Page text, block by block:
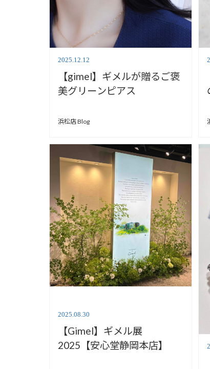
2025.12.12
【gimel】ギメルが贈るご褒
美グリーンピアス
浜松店 Blog
2025.08.30
【Gimel】ギメル展
2025【安心堂静岡本店】